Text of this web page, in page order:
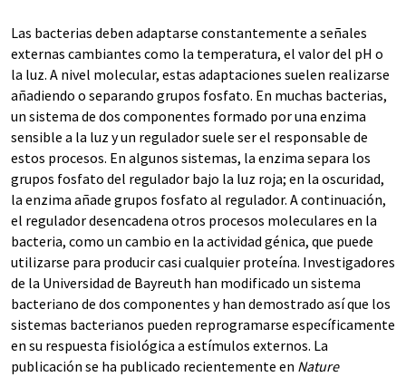
Las bacterias deben adaptarse constantemente a señales
externas cambiantes como la temperatura, el valor del pH o
la luz. A nivel molecular, estas adaptaciones suelen realizarse
añadiendo o separando grupos fosfato. En muchas bacterias,
un sistema de dos componentes formado por una enzima
sensible a la luz y un regulador suele ser el responsable de
estos procesos. En algunos sistemas, la enzima separa los
grupos fosfato del regulador bajo la luz roja; en la oscuridad,
la enzima añade grupos fosfato al regulador. A continuación,
el regulador desencadena otros procesos moleculares en la
bacteria, como un cambio en la actividad génica, que puede
utilizarse para producir casi cualquier proteína. Investigadores
de la Universidad de Bayreuth han modificado un sistema
bacteriano de dos componentes y han demostrado así que los
sistemas bacterianos pueden reprogramarse específicamente
en su respuesta fisiológica a estímulos externos. La
publicación se ha publicado recientemente en Nature